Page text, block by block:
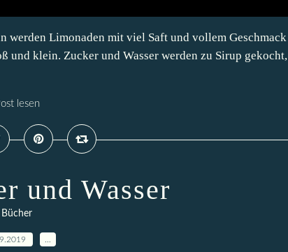
werden Limonaden mit viel Saft und vollem Geschmack
und klein. Zucker und Wasser werden zu Sirup gekocht,
lesen
und Wasser
Bücher